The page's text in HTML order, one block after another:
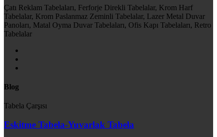
Çatı Reklam Tabelaları, Ferforje Direkli Tabelalar, Krom Harf
Tabelalar, Krom Paslanmaz Zeminli Tabelalar, Lazer Metal Duvar
Panoları, Matal Oyma Duvar Tabelaları, Ofis Kapı Tabelaları, Retro
Tabelalar
Blog
Tabela Çarşısı
Eskitme Tabela-Yuvarlak Tabela